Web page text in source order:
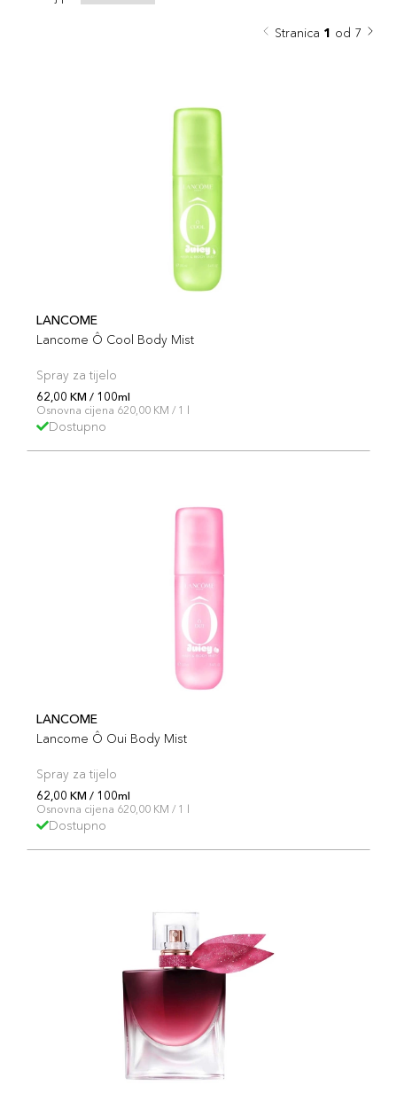
Stranica 1 od 7
LANCOME
Lancome Ô Cool Body Mist
Spray za tijelo
62,00 KM / 100ml
Osnovna cijena 620,00 KM / 1 l
Dostupno
LANCOME
Lancome Ô Oui Body Mist
Spray za tijelo
62,00 KM / 100ml
Osnovna cijena 620,00 KM / 1 l
Dostupno